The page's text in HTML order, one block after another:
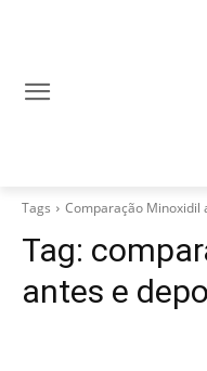
Tags Comparação Minoxidil
Tag:
antes e